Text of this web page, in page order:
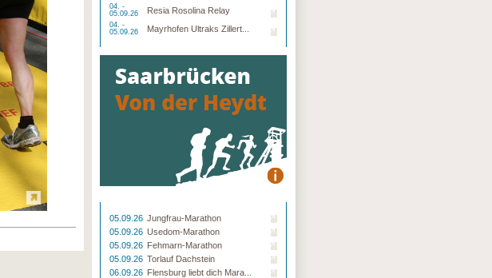
04. -
05.09.26
Resia Rosolina Relay
04. -
05.09.26
Mayrhofen Ultraks Zillert...
05.09.26 Jungfrau-Marathon
05.09.26 Usedom-Marathon
05.09.26 Fehmarn-Marathon
05.09.26 Torlauf Dachstein
06.09.26 Flensburg liebt dich Mara...